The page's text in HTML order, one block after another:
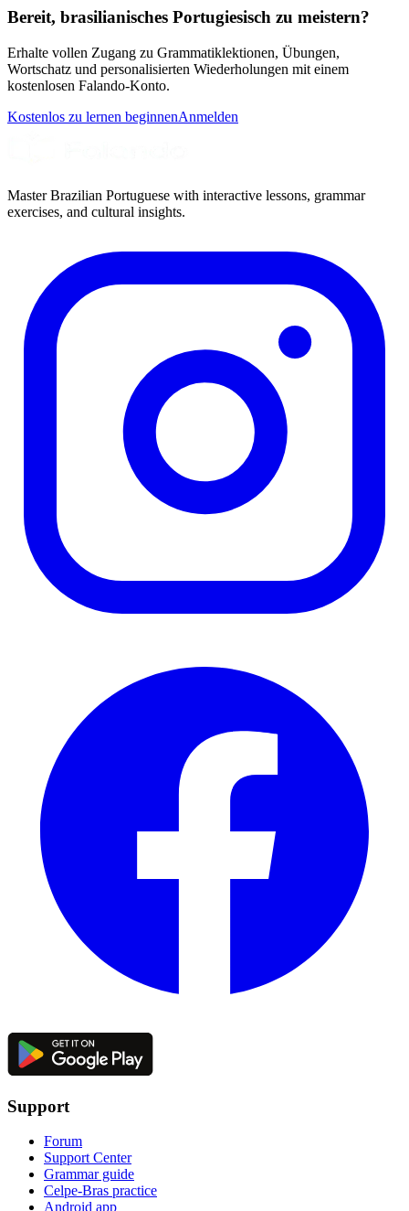
Bereit, brasilianisches Portugiesisch zu meistern?
Erhalte vollen Zugang zu Grammatiklektionen, Übungen,
Wortschatz und personalisierten Wiederholungen mit einem
kostenlosen Falando-Konto.
Kostenlos zu lernen beginnenAnmelden
Master Brazilian Portuguese with interactive lessons, grammar
exercises, and cultural insights.
Support
Forum
Support Center
Grammar guide
Celpe-Bras practice
Android app